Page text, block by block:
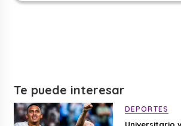
Te puede interesar
DEPORTES